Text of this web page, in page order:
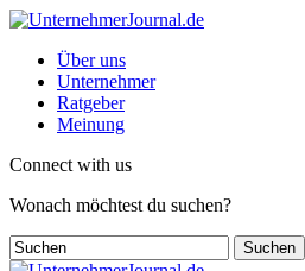
Über uns
Unternehmer
Ratgeber
Meinung
Connect with us
Wonach möchtest du suchen?